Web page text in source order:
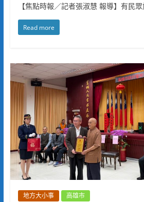
【焦點時報／記者張淑慧 報導】有民
Read more
地方大小事 高雄市